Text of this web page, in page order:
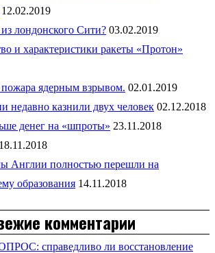
12.02.2019
лондонского Сити? 03.02.2019
и характеристики ракеты «Протон»
ядерным взрывом. 02.01.2019
недавно казнили двух человек 02.12.2018
денег на «шпроты» 23.11.2018
18.11.2018
Англии полностью перешли на
образования 14.11.2018
комментарии
справедливо ли восстановление